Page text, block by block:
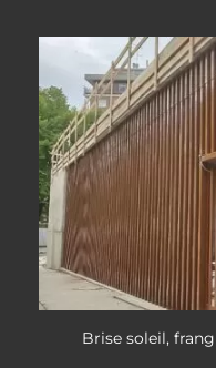
Brise soleil,